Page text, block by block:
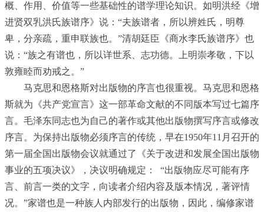
概、作用、价值等一些基础性的谱学理论知识。如明洪经《增
进贤双乳洪氏族谱序》说：“夫族谱者，所以辨姓氏，明尊
卑，分亲疏，重申联族也。”清胡廷臣《商水李氏族谱序》也
说：“族之有谱也，所以详世系、志功德。上明崇孝敬，下以
敦雍睦而劝戒之。”
马克思和恩格斯对出版物的序言也很重视。马克思和恩格
斯就为《共产党宣言》这一部革命文献的不同版本写过七篇序
言。毛泽东同志也为自己的著作或其他出版物撰写序言或修改
序言。为保持出版物必须序言的传统，早在1950年11月召开的
第一届全国出版物会议就通过了《关于改进和发展全国出版物
事业的五项决议》，决议明确规定： “出版物应尽可能有序
言、前言一类的文字，向读者介绍内容及版本情况，著评情
况。”家谱也是一种族人内部发行的出版物，因此，编修家谱